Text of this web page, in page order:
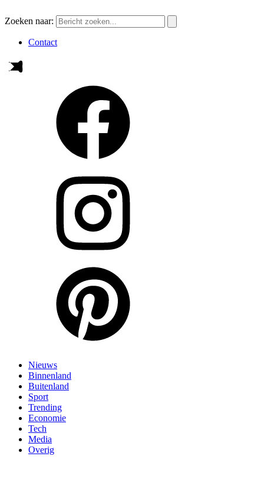
Zoeken naar:
Contact
Nieuws
Binnenland
Buitenland
Sport
Trending
Economie
Tech
Media
Overig